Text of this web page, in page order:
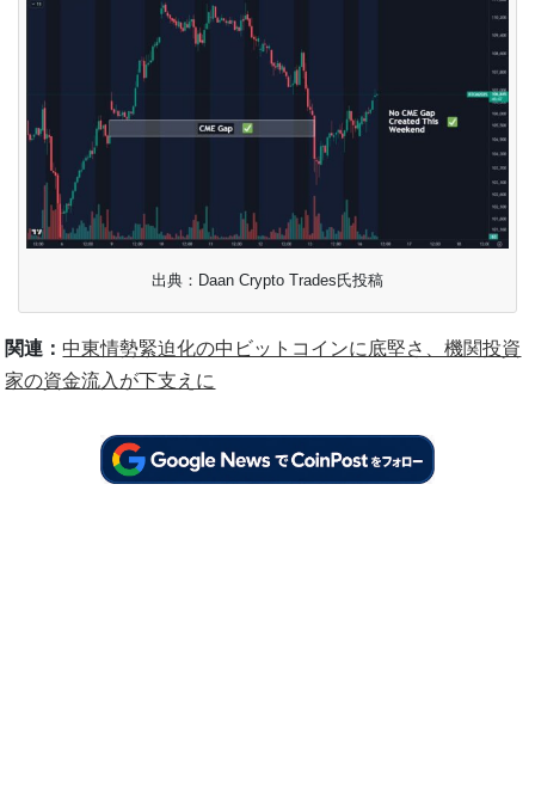
出典：Daan Crypto Trades氏投稿
関連： 中東情勢緊迫化の中ビットコインに底堅さ、機関投資
家の資金流入が下支えに